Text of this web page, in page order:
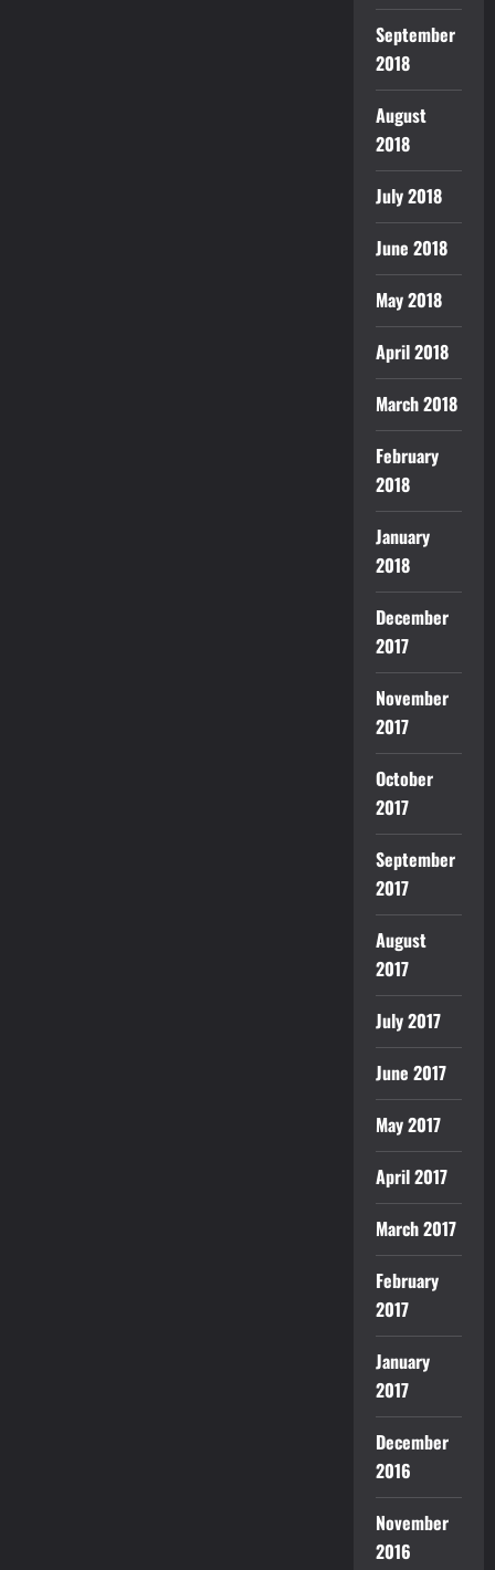
September
2018
August
2018
July 2018
June 2018
May 2018
April 2018
March 2018
February
2018
January
2018
December
2017
November
2017
October
2017
September
2017
August
2017
July 2017
June 2017
May 2017
April 2017
March 2017
February
2017
January
2017
December
2016
November
2016